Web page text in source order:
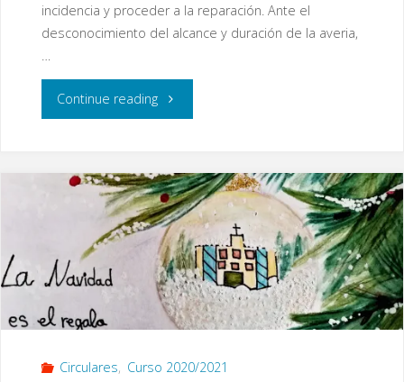
incidencia y proceder a la reparación. Ante el
desconocimiento del alcance y duración de la averia,
Continue reading"Comunicado
15
de
enero"
Circulares, Curso 2020/2021